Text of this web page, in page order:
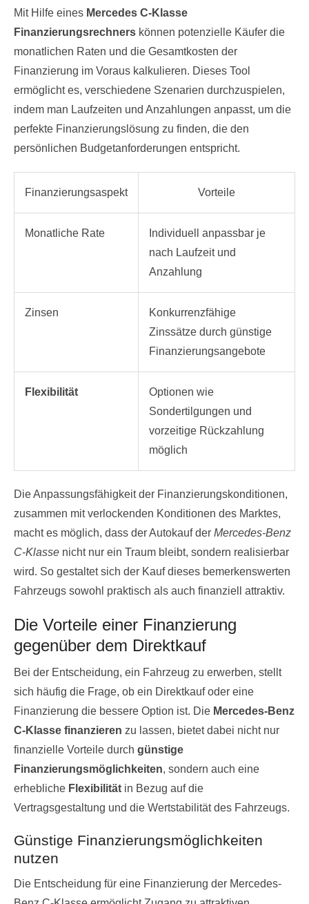
Mit Hilfe eines Mercedes C-Klasse
Finanzierungsrechners können potenzielle Käufer die
monatlichen Raten und die Gesamtkosten der
Finanzierung im Voraus kalkulieren. Dieses Tool
ermöglicht es, verschiedene Szenarien durchzuspielen,
indem man Laufzeiten und Anzahlungen anpasst, um die
perfekte Finanzierungslösung zu finden, die den
persönlichen Budgetanforderungen entspricht.
Finanzierungsaspekt Vorteile
Monatliche Rate
Individuell anpassbar je
nach Laufzeit und
Anzahlung
Zinsen
Konkurrenzfähige
Zinssätze durch günstige
Finanzierungsangebote
Flexibilität
Optionen wie
Sondertilgungen und
vorzeitige Rückzahlung
möglich
Die Anpassungsfähigkeit der Finanzierungskonditionen,
zusammen mit verlockenden Konditionen des Marktes,
macht es möglich, dass der Autokauf der Mercedes-Benz
C-Klasse nicht nur ein Traum bleibt, sondern realisierbar
wird. So gestaltet sich der Kauf dieses bemerkenswerten
Fahrzeugs sowohl praktisch als auch finanziell attraktiv.
Die Vorteile einer Finanzierung
gegenüber dem Direktkauf
Bei der Entscheidung, ein Fahrzeug zu erwerben, stellt
sich häufig die Frage, ob ein Direktkauf oder eine
Finanzierung die bessere Option ist. Die Mercedes-Benz
C-Klasse finanzieren zu lassen, bietet dabei nicht nur
finanzielle Vorteile durch günstige
Finanzierungsmöglichkeiten, sondern auch eine
erhebliche Flexibilität in Bezug auf die
Vertragsgestaltung und die Wertstabilität des Fahrzeugs.
Günstige Finanzierungsmöglichkeiten
nutzen
Die Entscheidung für eine Finanzierung der Mercedes-